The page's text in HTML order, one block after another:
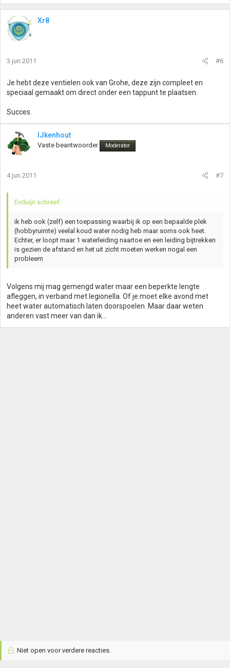
Xr8
3 jun 2011 #6
Je hebt deze ventielen ook van Grohe, deze zijn compleet en
speciaal gemaakt om direct onder een tappunt te plaatsen.
Succes.
IJkenhout
Vaste beantwoorder Moderator
4 jun 2011 #7
Evduijn schreef:
ik heb ook (zelf) een toepassing waarbij ik op een bepaalde plek
(hobbyruimte) veelal koud water nodig heb maar soms ook heet.
Echter, er loopt maar 1 waterleiding naartoe en een leiding bijtrekken
is gezien de afstand en het uit zicht moeten werken nogal een
probleem
Volgens mij mag gemengd water maar een beperkte lengte
afleggen, in verband met legionella. Of je moet elke avond met
heet water automatisch laten doorspoelen. Maar daar weten
anderen vast meer van dan ik...
Niet open voor verdere reacties.